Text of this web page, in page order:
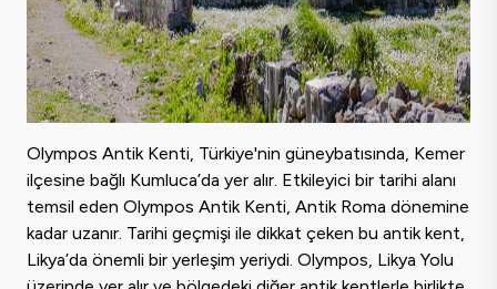
Olympos Antik Kenti, Türkiye'nin güneybatısında, Kemer
ilçesine bağlı Kumluca’da yer alır. Etkileyici bir tarihi alanı
temsil eden Olympos Antik Kenti, Antik Roma dönemine
kadar uzanır. Tarihi geçmişi ile dikkat çeken bu antik kent,
Likya’da önemli bir yerleşim yeriydi. Olympos, Likya Yolu